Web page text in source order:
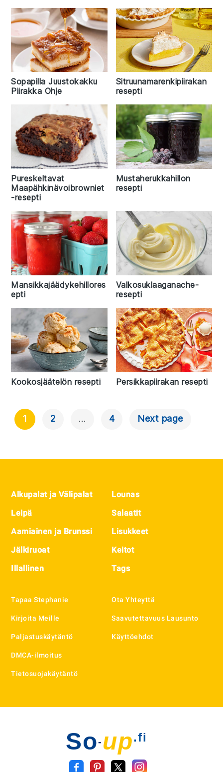
Sopapilla Juustokakku
Piirakka Ohje
Sitruunamarenkipiirakan
resepti
Pureskeltavat
Maapähkinävoibrowniet
-resepti
Mustaherukkahillon
resepti
Mansikkajäädykehillores
epti
Valkosuklaaganache-
resepti
Kookosjäätelön resepti Persikkapiirakan resepti
Artikkelien
1 2 … 4 Next page
Footer
Alkupalat ja Välipalat
Leipä
Aamiainen ja Brunssi
Jälkiruoat
Illallinen
Lounas
Salaatit
Lisukkeet
Keitot
Tags
Tapaa Stephanie
Kirjoita Meille
Paljastuskäytäntö
DMCA-ilmoitus
Tietosuojakäytäntö
Ota Yhteyttä
Saavutettavuus Lausunto
Käyttöehdot
So- up.fi